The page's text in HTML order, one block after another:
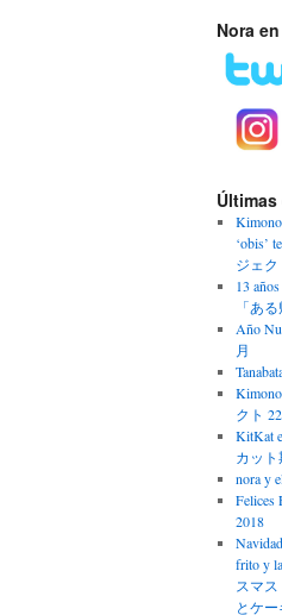
Nora
‘obis’
ジェ
13
「あ
Año
月
クト 22
KitKat
カッ
nora y
Felices
2018
frito y
スマ
とケ